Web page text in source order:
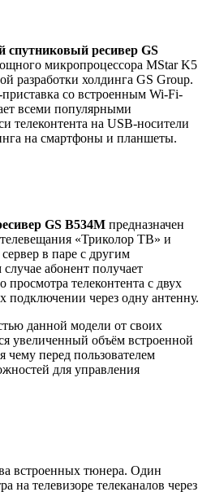
ресивер GS
микропроцессора MStar K5
разработки холдинга GS Group.
со встроенным Wi-Fi-
всеми популярными
телеконтента на USB-носители
на смартфоны и планшеты.
GS B534M предназначен
«Триколор ТВ» и
в паре с другим
абонент получает
просмотра телеконтента с двух
подключении через одну антенну.
данной модели от своих
увеличенный объём встроенной
чему перед пользователем
для управления
встроенных тюнера. Один
на телевизоре телеканалов через